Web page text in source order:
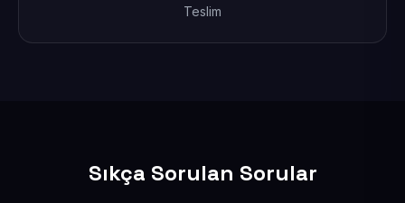
Teslim
Sıkça Sorulan Sorular